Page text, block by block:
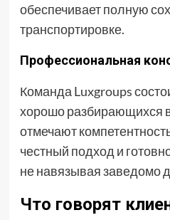
обеспечивает полную
транспортировке.
Профессиональная
Команда Luxgroups
хорошо разбирающихся
отмечают
честный подход и
не навязывая заведомо
Что говорят